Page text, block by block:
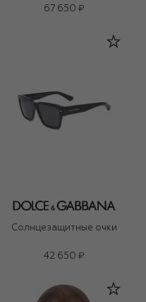
67 650 ₽
Солнцезащитные очки
42 650 ₽